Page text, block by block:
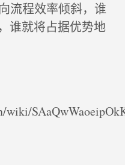
流程效率倾斜，谁
谁就将占据优势地
wiki/